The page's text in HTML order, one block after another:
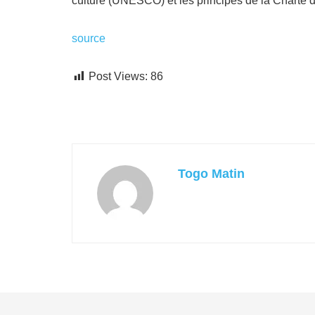
source
Post Views: 86
Togo Matin